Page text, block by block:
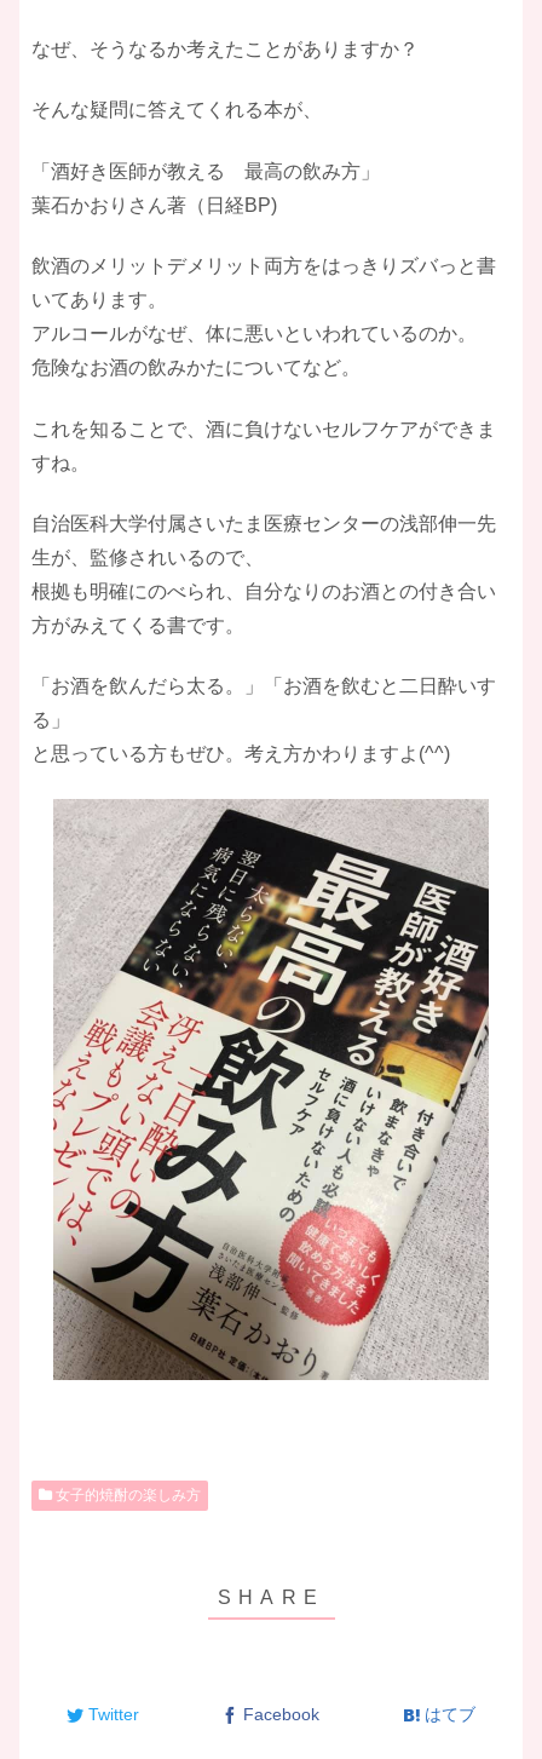
なぜ、そうなるか考えたことがありますか？
そんな疑問に答えてくれる本が、
「酒好き医師が教える 最高の飲み方」
葉石かおりさん著（日経BP)
飲酒のメリットデメリット両方をはっきりズバっと書
いてあります。
アルコールがなぜ、体に悪いといわれているのか。
危険なお酒の飲みかたについてなど。
これを知ることで、酒に負けないセルフケアができま
すね。
自治医科大学付属さいたま医療センターの浅部伸一先
生が、監修されいるので、
根拠も明確にのべられ、自分なりのお酒との付き合い
方がみえてくる書です。
「お酒を飲んだら太る。」「お酒を飲むと二日酔いす
る」
と思っている方もぜひ。考え方かわりますよ(^^)
女子的焼酎の楽しみ方
Twitter Facebook はてブ